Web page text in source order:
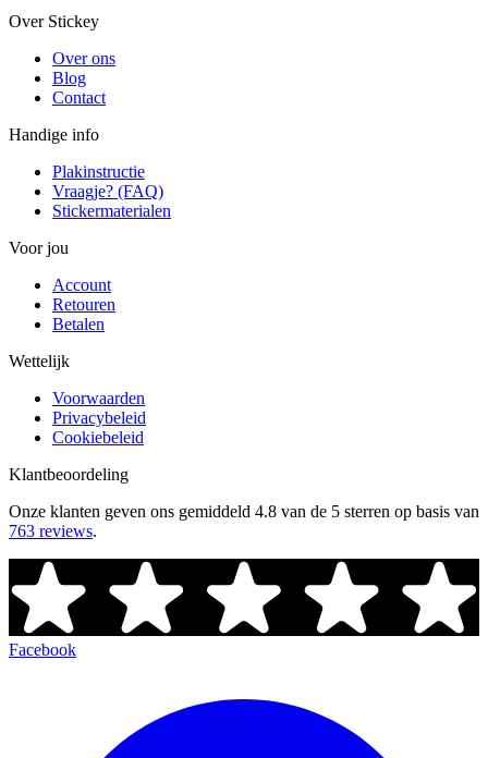
Over Stickey
Over ons
Blog
Contact
Handige info
Plakinstructie
Vraagje? (FAQ)
Stickermaterialen
Voor jou
Account
Retouren
Betalen
Wettelijk
Voorwaarden
Privacybeleid
Cookiebeleid
Klantbeoordeling
Onze klanten geven ons gemiddeld 4.8 van de 5 sterren op basis van
763 reviews.
Facebook